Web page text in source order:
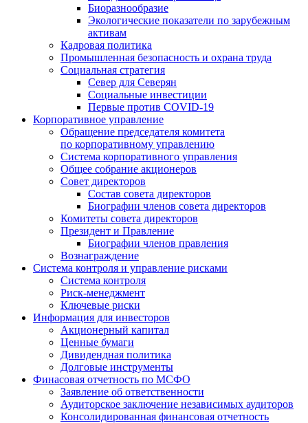
Биоразнообразие
Экологические показатели по зарубежным
активам
Кадровая политика
Промышленная безопасность и охрана труда
Социальная стратегия
Север для Северян
Социальные инвестиции
Первые против COVID‑19
Корпоративное управление
Обращение председателя комитета
по корпоративному управлению
Система корпоративного управления
Общее собрание акционеров
Совет директоров
Состав совета директоров
Биографии членов совета директоров
Комитеты совета директоров
Президент и Правление
Биографии членов правления
Вознаграждение
Система контроля и управление рисками
Система контроля
Риск-менеджмент
Ключевые риски
Информация для инвесторов
Акционерный капитал
Ценные бумаги
Дивидендная политика
Долговые инструменты
Финасовая отчетность по МСФО
Заявление об ответственности
Аудиторское заключение независимых аудиторов
Консолидированная финансовая отчетность